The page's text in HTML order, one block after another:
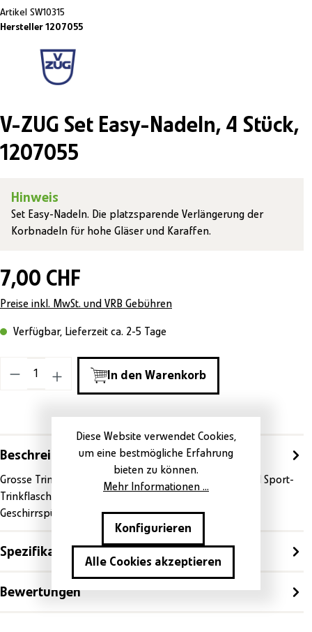
Artikel SW10315
Hersteller 1207055
V-ZUG Set Easy-Nadeln, 4 Stück,
1207055
Hinweis
Set Easy-Nadeln. Die platzsparende Verlängerung der
Korbnadeln für hohe Gläser und Karaffen.
7,00 CHF
Preise inkl. MwSt. und VRB Gebühren
Verfügbar, Lieferzeit ca. 2-5 Tage
Produkt Anzahl: Gib den gewünschten Wert
In den Warenkorb
Beschreibung
Grosse Trinkgläser, Wasser-Karaffen, Babyflaschen und Sport-
Trinkflaschen haben meist keinen sicheren Halt im
Geschirrspüler…
Mehr
Spezifikationen
Bewertungen
Diese Website verwendet Cookies,
um eine bestmögliche Erfahrung
bieten zu können.
Mehr Informationen ...
Konfigurieren
Alle Cookies akzeptieren